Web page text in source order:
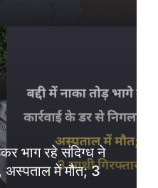
भाग रहे संदिग्ध ने
अस्पताल में मौत; 3